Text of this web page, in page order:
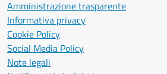
Amministrazione trasparente
Informativa privacy
Cookie Policy
Social Media Policy
Note legali